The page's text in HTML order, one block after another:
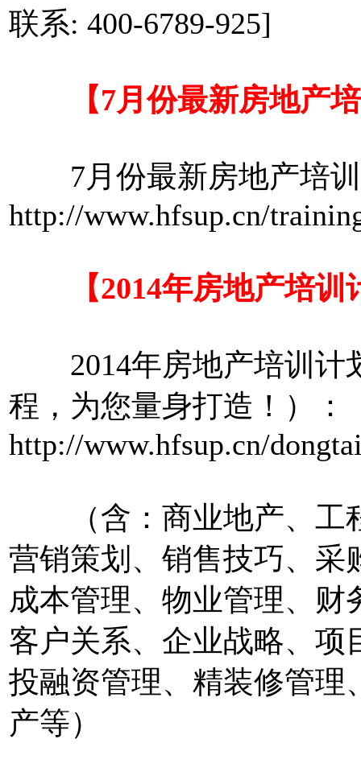
联系: 400-6789-925]
【7月份最新房地产培
7月份最新房地产培训
http://www.hfsup.cn/
【2014年房地产培训
2014年房地产培训计
程，为您量身打造！）：
http://www.hfsup.cn/
（含：商业地产、工
营销策划、销售技巧、采
成本管理、物业管理、
客户关系、企业战略、项
投融资管理、精装修管理
产等）